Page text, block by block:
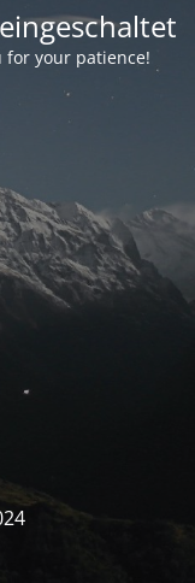
for your patience!